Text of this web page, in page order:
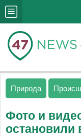
Природа
Фото и
остановили